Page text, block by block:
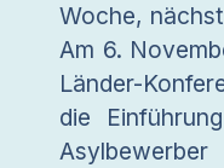
Woche,
Am 6.
Länder-
die